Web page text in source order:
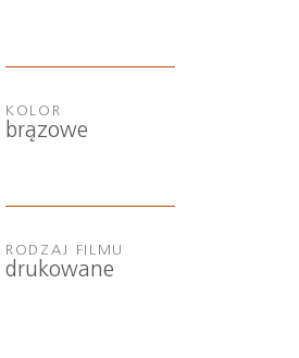
KOLOR
brązowe
RODZAJ FILMU
drukowane